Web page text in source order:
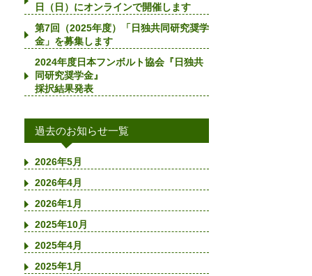
日（日）にオンラインで開催します
第7回（2025年度）「日独共同研究奨学
金」を募集します
2024年度日本フンボルト協会『日独共
同研究奨学金』
採択結果発表
過去のお知らせ一覧
2026年5月
2026年4月
2026年1月
2025年10月
2025年4月
2025年1月